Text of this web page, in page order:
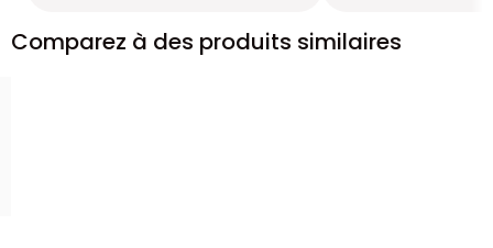
Comparez à des produits similaires